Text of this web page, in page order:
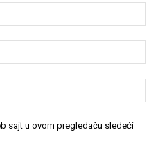
sajt u ovom pregledaču sledeći